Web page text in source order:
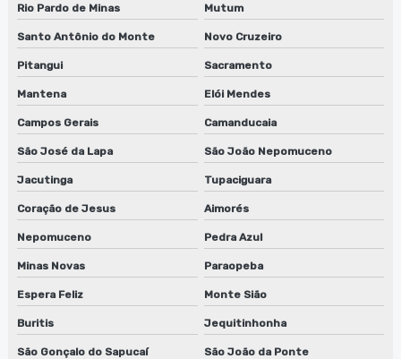
Reparo de lavadora de peças biodegradáveis
Reparo de máquinas de limpeza de equipamentos
Reparo de sugador de refiles
Reparo de sugador de refiles em jundiaí
Reparo de sugador de refiles em sp
Serviço de conserto de lavadora de anilox
Serviço de conserto de lavadora de anilox em jundiaí
Serviço de conserto de lavadora de cilindros
Rio Pardo de Minas Mutum
Santo Antônio do Monte Novo Cruzeiro
Pitangui Sacramento
Mantena Elói Mendes
Campos Gerais Camanducaia
São José da Lapa São João Nepomuceno
Jacutinga Tupaciguara
Coração de Jesus Aimorés
Nepomuceno Pedra Azul
Minas Novas Paraopeba
Espera Feliz Monte Sião
Buritis Jequitinhonha
São Gonçalo do Sapucaí São João da Ponte